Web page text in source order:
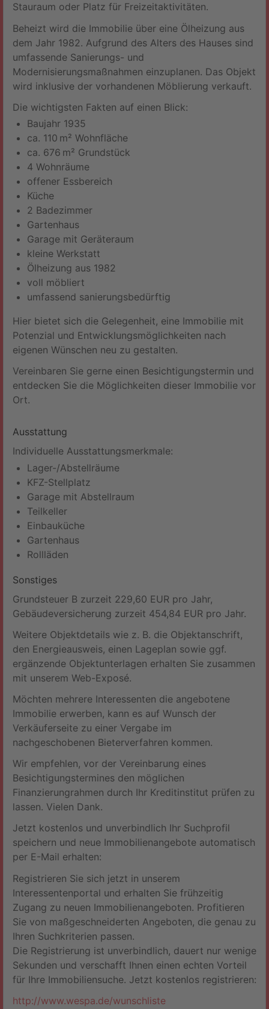
Stauraum oder Platz für Freizeitaktivitäten.
Beheizt wird die Immobilie über eine Ölheizung aus
dem Jahr 1982. Aufgrund des Alters des Hauses sind
umfassende Sanierungs- und
Modernisierungsmaßnahmen einzuplanen. Das Objekt
wird inklusive der vorhandenen Möblierung verkauft.
Die wichtigsten Fakten auf einen Blick:
Baujahr 1935
ca. 110 m² Wohnfläche
ca. 676 m² Grundstück
4 Wohnräume
offener Essbereich
Küche
2 Badezimmer
Gartenhaus
Garage mit Geräteraum
kleine Werkstatt
Ölheizung aus 1982
voll möbliert
umfassend sanierungsbedürftig
Hier bietet sich die Gelegenheit, eine Immobilie mit
Potenzial und Entwicklungsmöglichkeiten nach
eigenen Wünschen neu zu gestalten.
Vereinbaren Sie gerne einen Besichtigungstermin und
entdecken Sie die Möglichkeiten dieser Immobilie vor
Ort.
Ausstattung
Individuelle Ausstattungsmerkmale:
Lager-/Abstellräume
KFZ-Stellplatz
Garage mit Abstellraum
Teilkeller
Einbauküche
Gartenhaus
Rollläden
Sonstiges
Grundsteuer B zurzeit 229,60 EUR pro Jahr,
Gebäudeversicherung zurzeit 454,84 EUR pro Jahr.
Weitere Objektdetails wie z. B. die Objektanschrift,
den Energieausweis, einen Lageplan sowie ggf.
ergänzende Objektunterlagen erhalten Sie zusammen
mit unserem Web-Exposé.
Möchten mehrere Interessenten die angebotene
Immobilie erwerben, kann es auf Wunsch der
Verkäuferseite zu einer Vergabe im
nachgeschobenen Bieterverfahren kommen.
Wir empfehlen, vor der Vereinbarung eines
Besichtigungstermines den möglichen
Finanzierungrahmen durch Ihr Kreditinstitut prüfen zu
lassen. Vielen Dank.
Jetzt kostenlos und unverbindlich Ihr Suchprofil
speichern und neue Immobilienangebote automatisch
per E-Mail erhalten:
Registrieren Sie sich jetzt in unserem
Interessentenportal und erhalten Sie frühzeitig
Zugang zu neuen Immobilienangeboten. Profitieren
Sie von maßgeschneiderten Angeboten, die genau zu
Ihren Suchkriterien passen.
Die Registrierung ist unverbindlich, dauert nur wenige
Sekunden und verschafft Ihnen einen echten Vorteil
für Ihre Immobiliensuche. Jetzt kostenlos registrieren:
http://www.wespa.de/wunschliste